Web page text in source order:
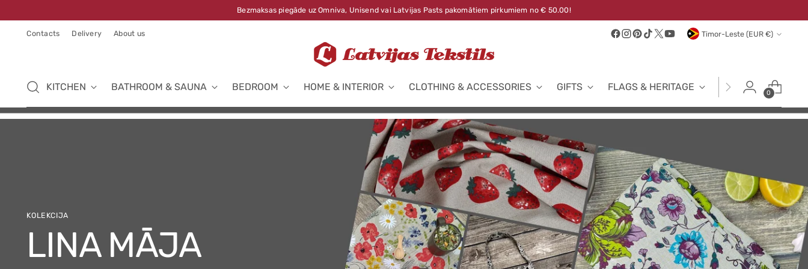
Bezmaksas piegāde uz Omniva, Unisend vai Latvijas Pasts pakomātiem pirkumiem no € 50.00!
Contacts Delivery About us Currency Timor-Leste (EUR €)
KITCHEN BATHROOM & SAUNA BEDROOM HOME & INTERIOR CLOTHING & ACCESSORIES GIFTS FLAGS & HERITAGE FABRICS
0
LATVIJAS KAROGI
KOLEKCIJA
LINA MĀJA